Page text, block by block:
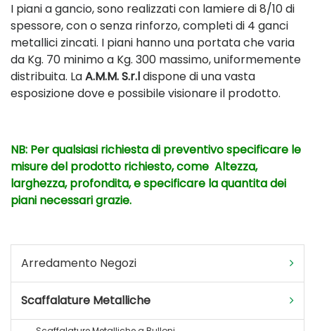
I piani a gancio, sono realizzati con lamiere di 8/10 di
spessore, con o senza rinforzo, completi di 4 ganci
metallici zincati. I piani hanno una portata che varia
da Kg. 70 minimo a Kg. 300 massimo, uniformemente
distribuita. LaA.M.M. S.r.ldispone di una vasta
esposizione dove e possibile visionare il prodotto.
NB: Per qualsiasi richiesta di preventivo specificare le
misure del prodotto richiesto, come Altezza,
larghezza, profondita, e specificare la quantita dei
piani necessari grazie.
Arredamento Negozi
Scaffalature Metalliche